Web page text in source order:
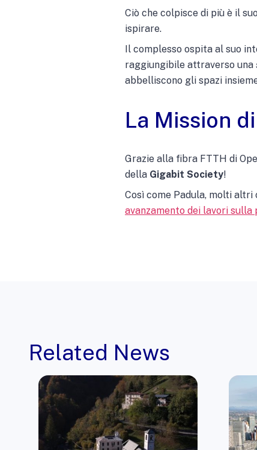
Ciò che colpisce di più è il
ispirare.
Il complesso ospita al suo
raggiungibile attraverso una
abbelliscono gli spazi
La Mission
Grazie alla fibra FTTH di
della Gigabit Society!
Così come Padula, molti altri
avanzamento dei lavori sulla
Related News